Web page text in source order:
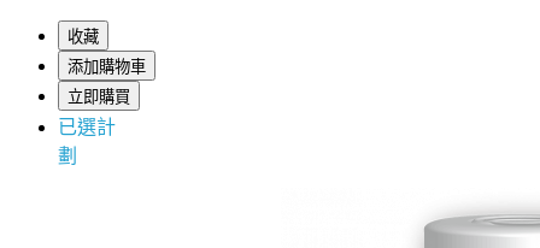
收藏
添加購物車
立即購買
已選計
劃